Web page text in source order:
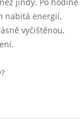
nabitá energií,
vyčištěnou,